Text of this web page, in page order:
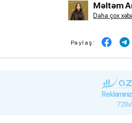
Məltəm
Daha çox
Paylaş: